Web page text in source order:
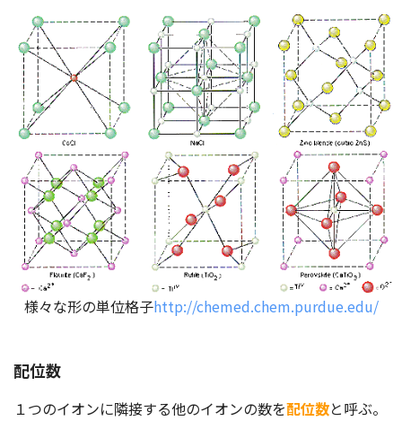
様々な形の単位格子http://chemed.chem.purdue.edu/
配位数
１つのイオンに隣接する他のイオンの数を配位数と呼ぶ。